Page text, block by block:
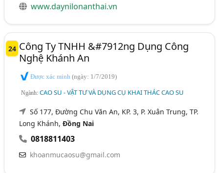
www.daynilonanthai.vn
24 Công Ty TNHH &#7912ng Dụng Công
Nghệ Khánh An
Được xác minh(ngày: 1/7/2019)
Ngành:CAO SU - VẬT TƯ VÀ DỤNG CỤ KHAI THÁC CAO SU
Số 177, Đường Chu Văn An, KP. 3, P. Xuân Trung, TP.
Long Khánh,Đồng Nai
0818811403
khoanmucaosu@gmail.com